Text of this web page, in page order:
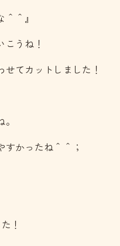
＾』
うね！
てカットしました！
かったね＾＾；
！